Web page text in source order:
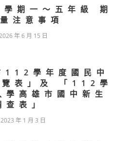
期一～五年級 期
注意事項
年 6 月 15 日
112學年度國民中
覽表」及 「112學
學高雄市國中新生
查表」
2023 年 1 月 3 日